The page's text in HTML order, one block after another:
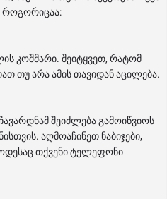
როგორიცაა:
კოშმარი. შეიტყვეთ, რატომ
თუ არა ამის თავიდან აცილება.
შეიძლება გამოიწვიოს
აღმოაჩინეთ ნაბიჯები,
თქვენი ტელეფონი